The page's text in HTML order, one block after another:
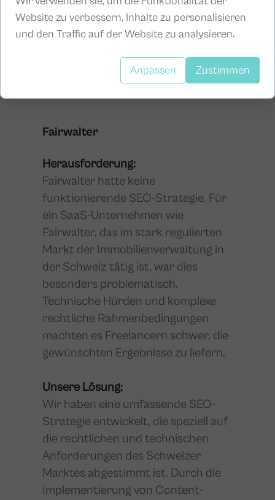
Gesamteindruck des Unternehmens.
Fairwalter
Herausforderung:
Fairwalter hatte keine
funktionierende SEO-Strategie. Für
ein SaaS-Unternehmen wie
Fairwalter, das im stark regulierten
Markt der Immobilienverwaltung in
der Schweiz tätig ist, war dies
besonders problematisch.
Technische Hürden und komplexe
rechtliche Rahmenbedingungen
machten es Freelancern schwer, die
gewünschten Ergebnisse zu liefern.
Unsere Lösung:
Wir haben eine umfassende SEO-
Strategie entwickelt, die speziell auf
die rechtlichen und technischen
Anforderungen des Schweizer
Marktes abgestimmt ist. Durch die
Implementierung von Content-
Website zu verbessern, Inhalte zu personalisieren
und den Traffic auf der Website zu analysieren.
Anpassen Zustimmen